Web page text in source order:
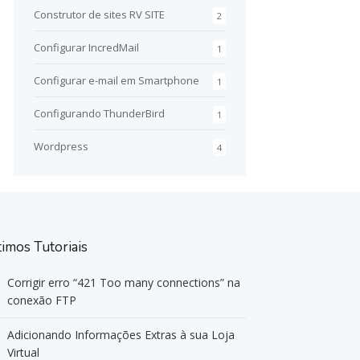
2
Construtor de sites RV SITE
1
Configurar IncredMail
1
Configurar e-mail em Smartphone
1
Configurando ThunderBird
4
Wordpress
Tutoriais
Corrigir erro “421 Too many connections” na
conexão FTP
Adicionando Informações Extras à sua Loja
Virtual